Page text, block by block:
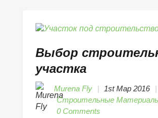
Выбор
участка
Murena Fly
1st Мар 2016
Строительные
0 Comments